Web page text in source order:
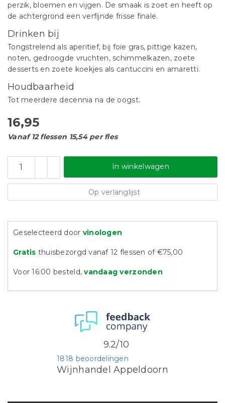
perzik, bloemen en vijgen. De smaak is zoet en heeft op
de achtergrond een verfijnde frisse finale.
Drinken bij
Tongstrelend als aperitief, bij foie gras, pittige kazen,
noten, gedroogde vruchten, schimmelkazen, zoete
desserts en zoete koekjes als cantuccini en amaretti.
Houdbaarheid
Tot meerdere decennia na de oogst.
16,95
Vanaf 12 flessen 15,54 per fles
In winkelwagen
Op verlanglijst
Geselecteerd door vinologen
Gratis thuisbezorgd vanaf 12 flessen of €75,00
Voor 16:00 besteld,vandaag verzonden
Wijnhandel Appeldoorn
1818 beoordelingen
9.2/10